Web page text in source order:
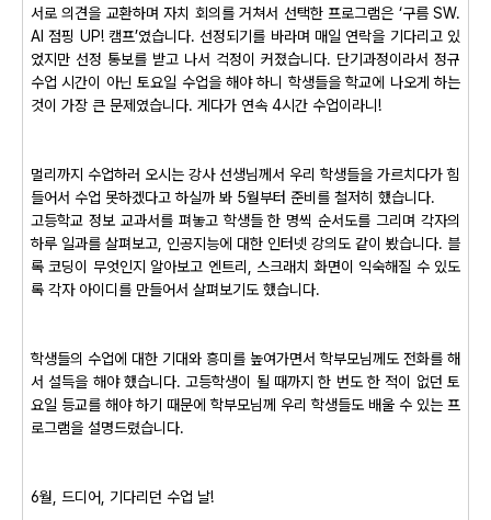
서로 의견을 교환하며 자치 회의를 거쳐서 선택한 프로그램은 ‘구름 SW.
AI 점핑 UP! 캠프’였습니다. 선정되기를 바라며 매일 연락을 기다리고 있
었지만 선정 통보를 받고 나서 걱정이 커졌습니다. 단기과정이라서 정규
수업 시간이 아닌 토요일 수업을 해야 하니 학생들을 학교에 나오게 하는
것이 가장 큰 문제였습니다. 게다가 연속 4시간 수업이라니!
멀리까지 수업하러 오시는 강사 선생님께서 우리 학생들을 가르치다가 힘
들어서 수업 못하겠다고 하실까 봐 5월부터 준비를 철저히 했습니다.
고등학교 정보 교과서를 펴놓고 학생들 한 명씩 순서도를 그리며 각자의
하루 일과를 살펴보고, 인공지능에 대한 인터넷 강의도 같이 봤습니다. 블
록 코딩이 무엇인지 알아보고 엔트리, 스크래치 화면이 익숙해질 수 있도
록 각자 아이디를 만들어서 살펴보기도 했습니다.
학생들의 수업에 대한 기대와 흥미를 높여가면서 학부모님께도 전화를 해
서 설득을 해야 했습니다. 고등학생이 될 때까지 한 번도 한 적이 없던 토
요일 등교를 해야 하기 때문에 학부모님께 우리 학생들도 배울 수 있는 프
로그램을 설명드렸습니다.
6월, 드디어, 기다리던 수업 날!